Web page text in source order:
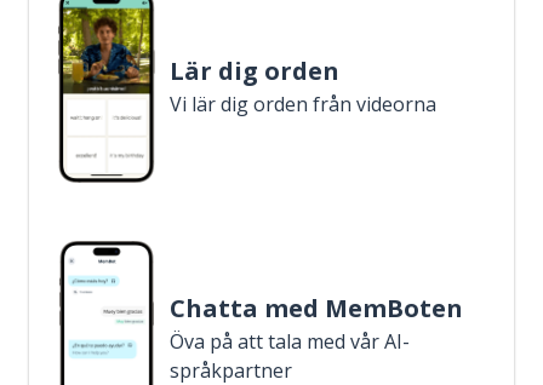
Lär dig orden
Vi lär dig orden från videorna
Chatta med MemBoten
Öva på att tala med vår AI-
språkpartner